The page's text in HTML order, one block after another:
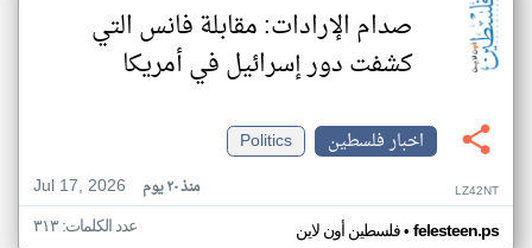
صدام الإرادات: مقابلة فانس التي
كشفت دور إسرائيل في أمريكا
اخبار فلسطين
Politics
Jul 17, 2026
منذ ٢٠ يوم LZ42NT
فلسطين أون لاين• felesteen.ps عدد الكلمات: ٣١٣